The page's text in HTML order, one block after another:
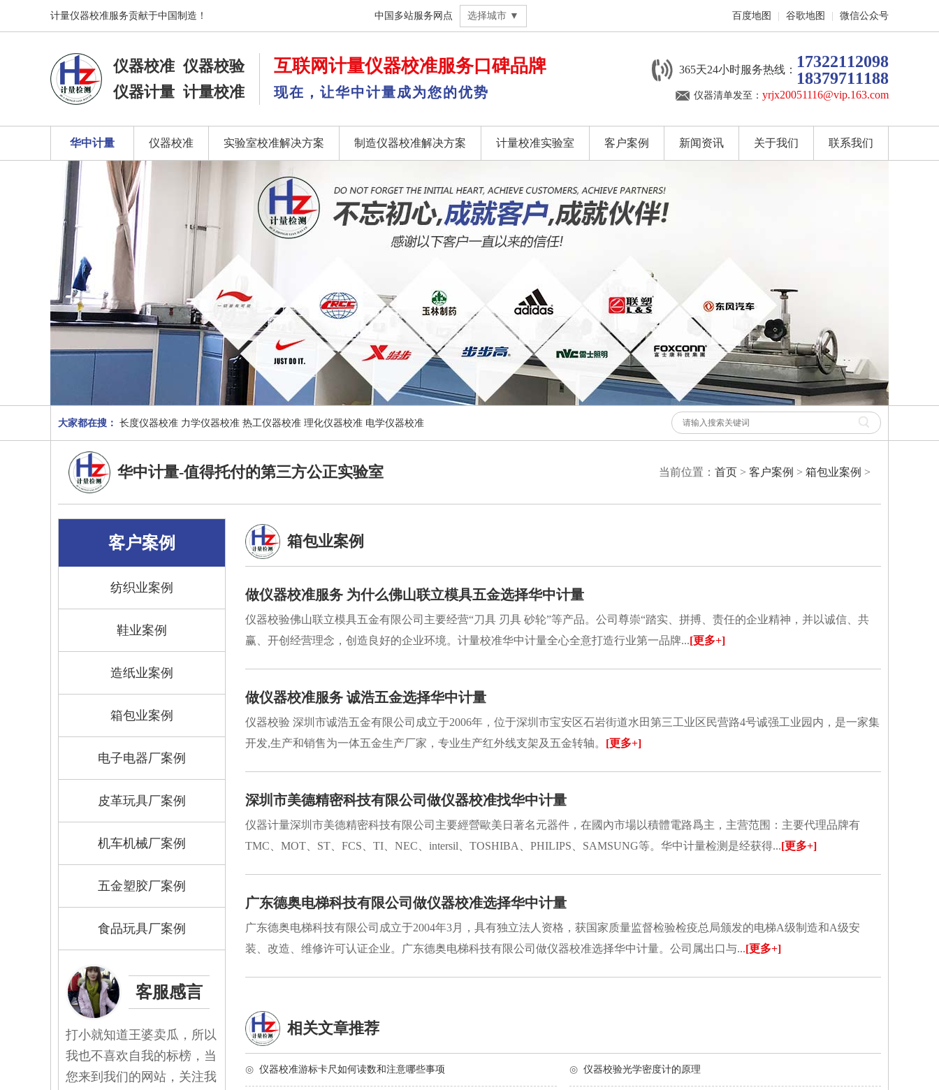
计量仪器校准服务贡献于中国制造！ 中国多站服务网点 选择城市 ▼ 百度地图 谷歌地图 微信公众号
仪器校准 仪器校验
仪器计量 计量校准
互联网计量仪器校准服务口碑品牌
现在，让华中计量成为您的优势
365天24小时服务热线： 17322112098
18379711188
仪器清单发至： yrjx20051116@vip.163.com
华中计量 仪器校准 实验室校准解决方案 制造仪器校准解决方案 计量校准实验室 客户案例 新闻资讯 关于我们 联系我们
大家都在搜： 长度仪器校准 力学仪器校准 热工仪器校准 理化仪器校准 电学仪器校准
当前位置： 首页 > 客户案例 > 箱包业案例 >
华中计量-值得托付的第三方公正实验室
客户案例
纺织业案例
鞋业案例
造纸业案例
箱包业案例
电子电器厂案例
皮革玩具厂案例
机车机械厂案例
五金塑胶厂案例
食品玩具厂案例
客服感言
打小就知道王婆卖瓜，所以
我也不喜欢自我的标榜，当
您来到我们的网站，关注我
箱包业案例
做仪器校准服务 为什么佛山联立模具五金选择华中计量
仪器校验佛山联立模具五金有限公司主要经营“刀具 刃具 砂轮”等产品。公司尊崇“踏实、拼搏、责任的企业精神，并以诚信、共
赢、开创经营理念，创造良好的企业环境。计量校准华中计量全心全意打造行业第一品牌...[更多+]
做仪器校准服务 诚浩五金选择华中计量
仪器校验 深圳市诚浩五金有限公司成立于2006年，位于深圳市宝安区石岩街道水田第三工业区民营路4号诚强工业园内，是一家集
开发,生产和销售为一体五金生产厂家，专业生产红外线支架及五金转轴。 [更多+]
深圳市美德精密科技有限公司做仪器校准找华中计量
仪器计量深圳市美德精密科技有限公司主要經營歐美日著名元器件，在國內市場以積體電路爲主，主营范围：主要代理品牌有
TMC、MOT、ST、FCS、TI、NEC、intersil、TOSHIBA、PHILIPS、SAMSUNG等。华中计量检测是经获得...[更多+]
广东德奥电梯科技有限公司做仪器校准选择华中计量
广东德奥电梯科技有限公司成立于2004年3月，具有独立法人资格，获国家质量监督检验检疫总局颁发的电梯A级制造和A级安
装、改造、维修许可认证企业。广东德奥电梯科技有限公司做仪器校准选择华中计量。公司属出口与...[更多+]
相关文章推荐
◎ 仪器校准游标卡尺如何读数和注意哪些事项 ◎ 仪器校验光学密度计的原理